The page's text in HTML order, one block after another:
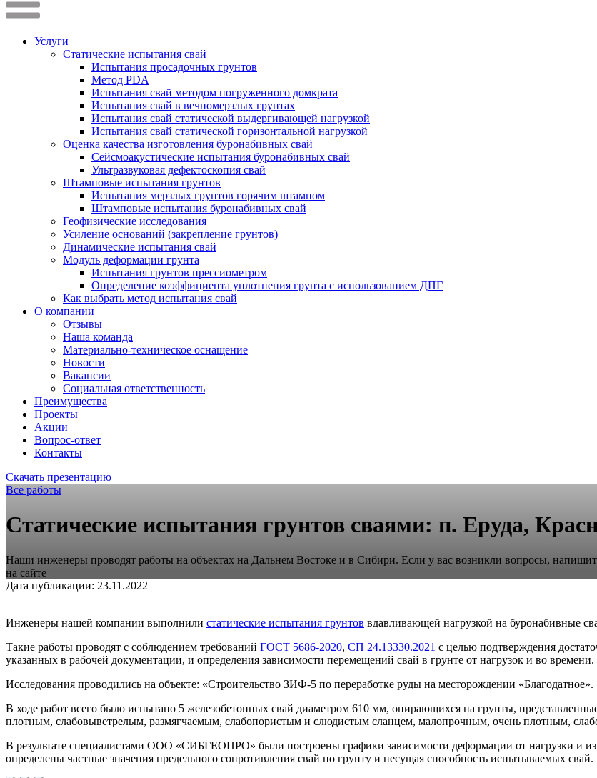
Услуги
Статические испытания свай
Испытания просадочных грунтов
Метод PDA
Испытания свай методом погруженного домкрата
Испытания свай в вечномерзлых грунтах
Испытания свай статической выдергивающей нагрузкой
Испытания свай статической горизонтальной нагрузкой
Оценка качества изготовления буронабивных свай
Сейсмоакустические испытания буронабивных свай
Ультразвуковая дефектоскопия свай
Штамповые испытания грунтов
Испытания мерзлых грунтов горячим штампом
Штамповые испытания буронабивных свай
Геофизические исследования
Усиление оснований (закрепление грунтов)
Динамические испытания свай
Модуль деформации грунта
Испытания грунтов прессиометром
Определение коэффициента уплотнения грунта с использованием ДПГ
Как выбрать метод испытания свай
О компании
Отзывы
Наша команда
Материально-техническое оснащение
Новости
Вакансии
Социальная ответственность
Преимущества
Проекты
Акции
Вопрос-ответ
Контакты
Скачать презентацию
Все работы
Статические испытания грунтов сваями: п. Еруда,
Наши инженеры проводят работы на объектах на Дальнем Востоке и в Сибири. Если у вас возникли вопросы,
на сайте
Дата публикации: 23.11.2022
Инженеры нашей компании выполнили статические испытания грунтов вдавливающей нагрузкой на буронабивные
Такие работы проводят с соблюдением требований ГОСТ 5686-2020, СП 24.13330.2021 с целью подтверждения
указанных в рабочей документации, и определения зависимости перемещений свай в грунте от нагрузок и во времени.
Исследования проводились на объекте: «Строительство ЗИФ-5 по переработке руды на месторождении «Благодатное».
В ходе работ всего было испытано 5 железобетонных свай диаметром 610 мм, опирающихся на грунты,
плотным, слабовыветрелым, размягчаемым, слабопористым и слюдистым сланцем, малопрочным, очень плотным,
В результате специалистами ООО «СИБГЕОПРО» были построены графики зависимости деформации от нагрузки и
определены частные значения предельного сопротивления свай по грунту и несущая способность испытываемых свай.